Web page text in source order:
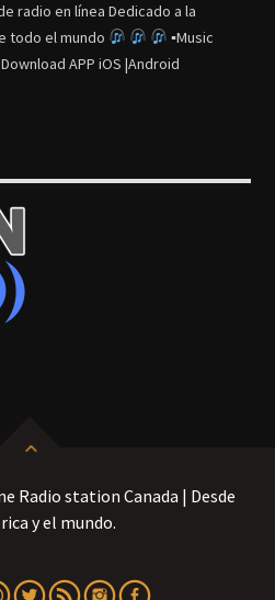
radio en línea Dedicado a la
todo el mundo
▪Music
APP iOS |Android
Radio station Canada | Desde
y el mundo.